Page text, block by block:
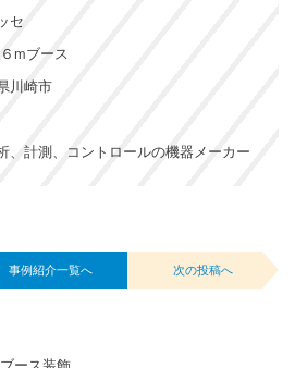
セ
mブース
川崎市
、計測、コントロールの機器メーカー
事例紹介一覧へ 次の投稿へ